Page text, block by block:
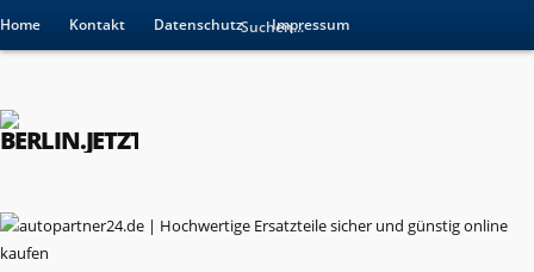
Home Kontakt Datenschutz Impressum